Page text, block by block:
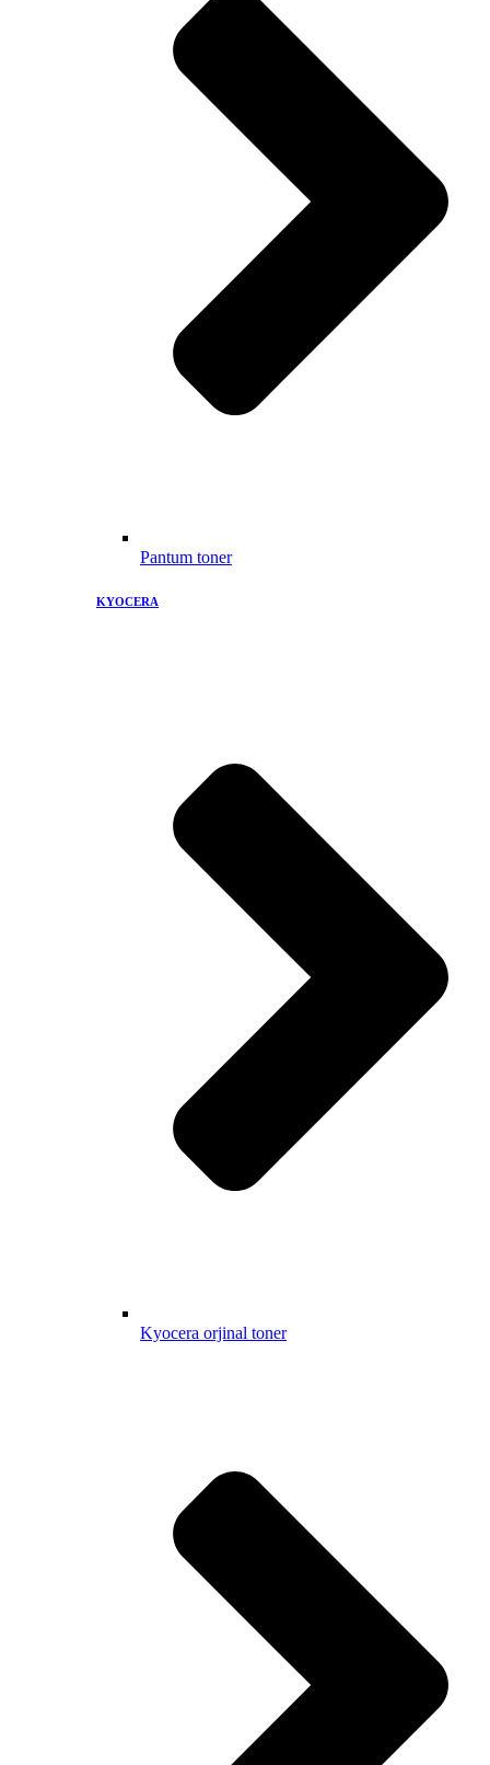
Pantum toner
KYOCERA
Kyocera orjinal toner